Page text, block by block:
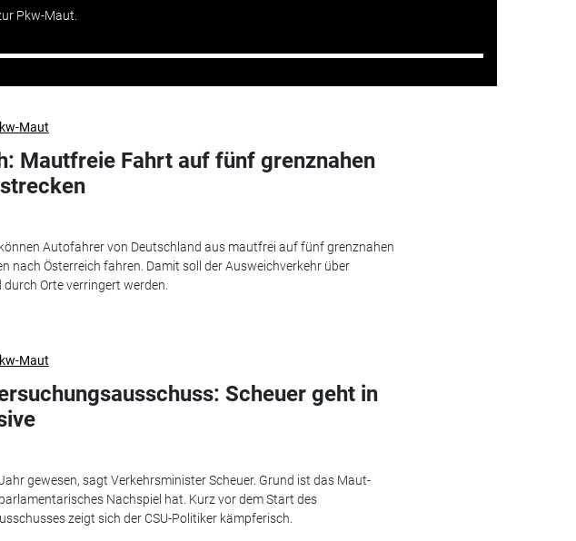
Pkw-Maut.
Maut
Mautfreie Fahrt auf fünf grenznahen
Autofahrer von Deutschland aus mautfrei auf fünf grenznahen
nach Österreich fahren. Damit soll der Ausweichverkehr über
Orte verringert werden.
Maut
Scheuer geht in
gewesen, sagt Verkehrsminister Scheuer. Grund ist das Maut-
Nachspiel hat. Kurz vor dem Start des
zeigt sich der CSU-Politiker kämpferisch.